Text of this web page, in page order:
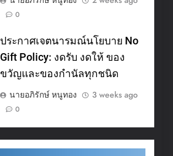
0
ประกาศเจตนารมณ์นโยบาย No
Gift Policy: งดรับ งดให้ ของ
ขวัญและของกำนัลทุกชนิด
นายอภิรักษ์ หนูทอง
3 weeks ago
0